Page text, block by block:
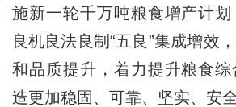
施新一轮千万吨粮食增产计
良机良法良制“五良”集成增效
和品质提升，着力提升粮食
造更加稳固、可靠、坚实、安全